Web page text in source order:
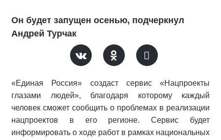
Он будет запущен осенью, подчеркнул
Андрей Турчак
«Единая Россия» создаст сервис «Нацпроекты
глазами людей», благодаря которому каждый
человек сможет сообщить о проблемах в реализации
нацпроектов в его регионе. Сервис будет
информировать о ходе работ в рамках национальных